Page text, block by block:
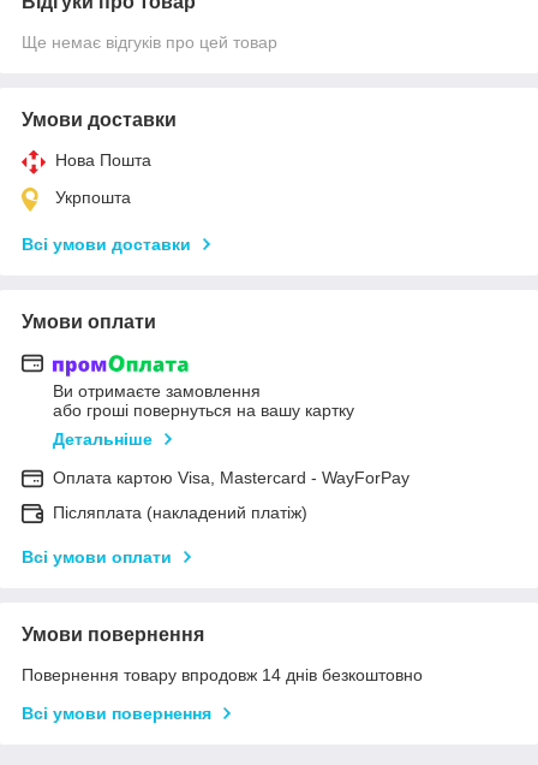
Ще немає відгуків про цей товар
Умови доставки
Нова Пошта
Укрпошта
Всі умови доставки
Умови оплати
Ви отримаєте замовлення
або гроші повернуться на вашу картку
Детальніше
Оплата картою Visa, Mastercard - WayForPay
Післяплата (накладений платіж)
Всі умови оплати
Умови повернення
Повернення товару впродовж 14 днів безкоштовно
Всі умови повернення